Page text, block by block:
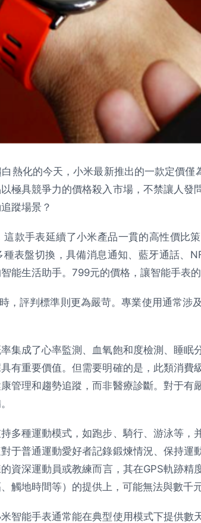
熱化的今天，小米最新推出的一款定價僅
極具競爭力的價格殺入市場，不禁讓人發
蹤場景？
款手表延續了小米產品一貫的高性價比
種表盤切換，具備消息通知、藍牙通話、
能生活助手。799元的價格，讓智能手表的
，評判標準則更為嚴苛。專業使用通常涉
集成了心率監測、血氧飽和度檢測、睡眠
有重要價值。但需要明確的是，此類消費
管理和趨勢追蹤，而非醫療診斷。對于有
多種運動模式，如跑步、騎行、游泳等，
于普通運動愛好者記錄鍛煉情況、保持運
資深運動員或教練而言，其在GPS軌跡精
觸地時間等）的提供上，可能無法與數千
智能手表通常能在典型使用模式下提供數